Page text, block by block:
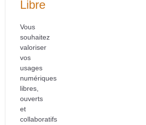
Libre
Vous
souhaitez
valoriser
vos
usages
numériques
libres,
ouverts
et
collaboratifs